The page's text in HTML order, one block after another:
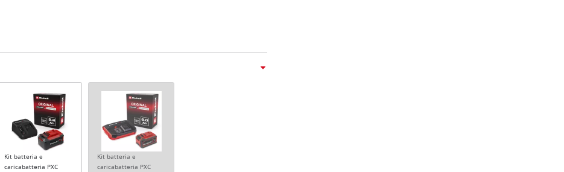
Kit batteria e
caricabatteria PXC
Kit batteria e
caricabatteria PXC